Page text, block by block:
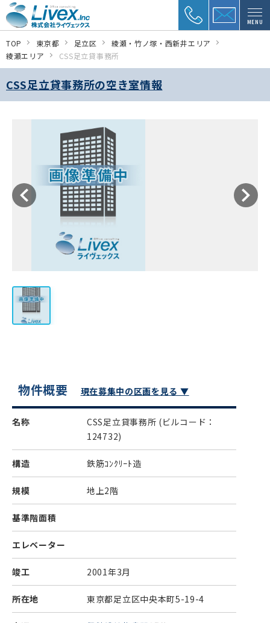
MENU
TOP 東京都 足立区
綾瀬・竹ノ塚・西新井エリア
綾瀬エリア
CSS足立貸事務所
CSS足立貸事務所の空き室情報
物件概要 現在募集中の区画を見る ▼
名称 CSS足立貸事務所 (ビルコード：
124732)
構造 鉄筋ｺﾝｸﾘｰﾄ造
規模 地上2階
基準階面積
エレベーター
竣工 2001年3月
所在地 東京都足立区中央本町5-19-4